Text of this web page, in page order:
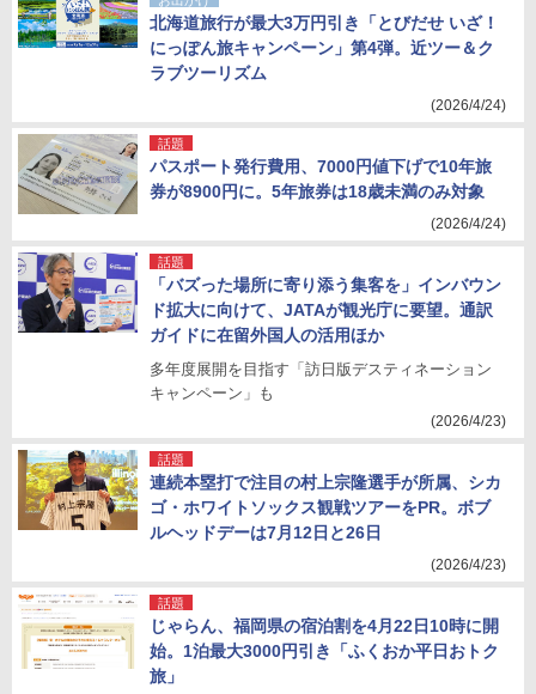
北海道旅行が最大3万円引き「とびだせ いざ！
にっぽん旅キャンペーン」第4弾。近ツー＆ク
ラブツーリズム
(2026/4/24)
話題
パスポート発行費用、7000円値下げで10年旅
券が8900円に。5年旅券は18歳未満のみ対象
(2026/4/24)
話題
「バズった場所に寄り添う集客を」インバウン
ド拡大に向けて、JATAが観光庁に要望。通訳
ガイドに在留外国人の活用ほか
多年度展開を目指す「訪日版デスティネーション
キャンペーン」も
(2026/4/23)
話題
連続本塁打で注目の村上宗隆選手が所属、シカ
ゴ・ホワイトソックス観戦ツアーをPR。ボブ
ルヘッドデーは7月12日と26日
(2026/4/23)
話題
じゃらん、福岡県の宿泊割を4月22日10時に開
始。1泊最大3000円引き「ふくおか平日おトク
旅」